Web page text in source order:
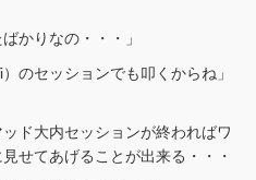
かりなの・・・」
のセッションでも叩くからね」
ド大内セッションが終わればワ
せてあげることが出来る・・・